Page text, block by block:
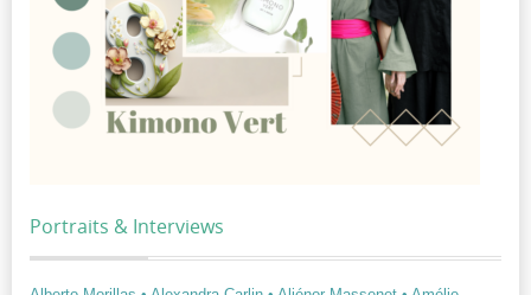
Portraits & Interviews